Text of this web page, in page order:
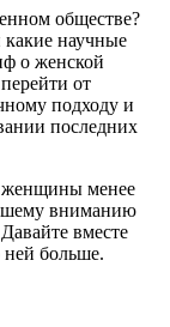
обществе?
научные
о женской
от
подходу и
последних
женщины менее
вниманию
вместе
ней больше.